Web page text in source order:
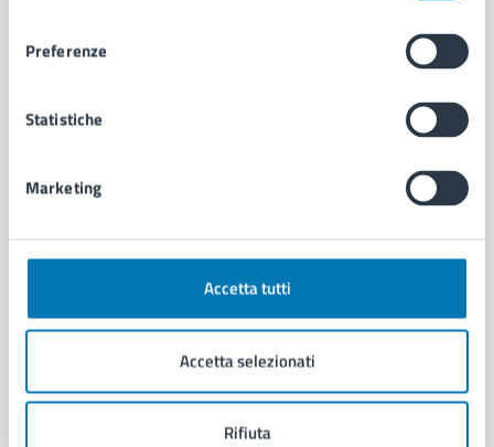
Preferenze
Statistiche
Marketing
Accetta tutti
Accetta selezionati
Rifiuta
Intranet, posta aziendale e protocollo
CATEGORIE DI SERVIZIO
Anagrafe e stato civile
Documenti e certificati
Giustizia e sicurezza pubblica
Salute, benessere e assistenza
Servizi Cimiteriali